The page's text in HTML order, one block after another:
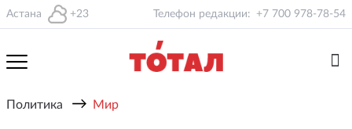
Астана +23 Телефон редакции: +7 700 978-78-54
Политика → Мир